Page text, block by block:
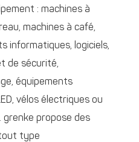
: machines à
machines à café,
informatiques, logiciels,
de sécurité,
équipements
vélos électriques ou
propose des
type